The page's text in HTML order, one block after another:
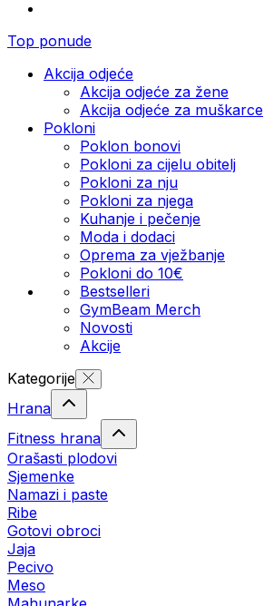
Top ponude
Akcija odjeće
Akcija odjeće za žene
Akcija odjeće za muškarce
Pokloni
Poklon bonovi
Pokloni za cijelu obitelj
Pokloni za nju
Pokloni za njega
Kuhanje i pečenje
Moda i dodaci
Oprema za vježbanje
Pokloni do 10€
Bestselleri
GymBeam Merch
Novosti
Akcije
Kategorije
Hrana
Fitness hrana
Orašasti plodovi
Sjemenke
Namazi i paste
Ribe
Gotovi obroci
Jaja
Pecivo
Meso